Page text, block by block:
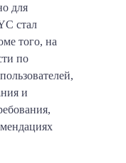
для
стал
того, на
по
и